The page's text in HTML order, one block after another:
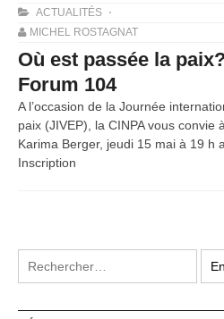
ACTUALITÉS
MICHEL ROSTAGNAT
Où est passée la
Forum 104
A l’occasion de la Journée
paix (JIVEP), la CINPA vous convie
Karima Berger, jeudi 15 mai à 19 h
Inscription